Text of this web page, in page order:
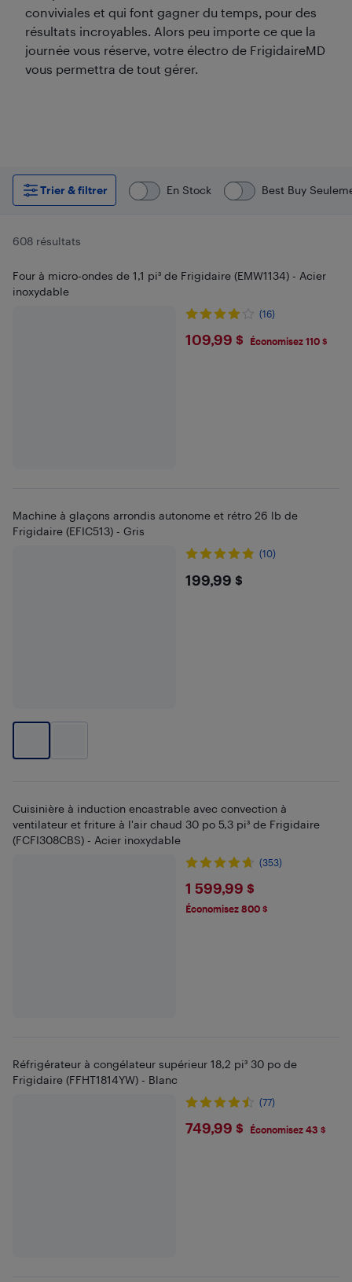
conviviales et qui font gagner du temps, pour des
résultats incroyables. Alors peu importe ce que la
journée vous réserve, votre électro de FrigidaireMD
vous permettra de tout gérer.
Trier & filtrer En Stock Best Buy
608 résultats
Four à micro-ondes de 1,1 pi³ de Frigidaire (EMW1134) - Acier
inoxydable
(16)
$109.99
109,99 $ Économisez 110 $
Machine à glaçons arrondis autonome et rétro 26 lb de
Frigidaire (EFIC513) - Gris
(10)
$199.99
199,99 $
Cuisinière à induction encastrable avec convection à
ventilateur et friture à l'air chaud 30 po 5,3 pi³ de Frigidaire
(FCFI308CBS) - Acier inoxydable
(353)
$1599.99
1 599,99 $
Économisez 800 $
Réfrigérateur à congélateur supérieur 18,2 pi³ 30 po de
Frigidaire (FFHT1814YW) - Blanc
(77)
$749.99
749,99 $ Économisez 43 $